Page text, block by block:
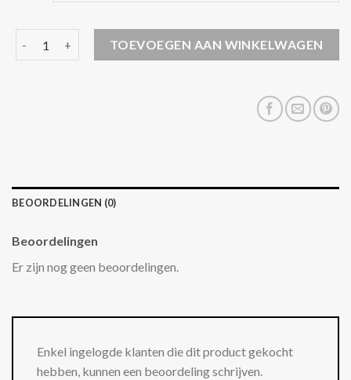
TOEVOEGEN AAN WINKELWAGEN
BEOORDELINGEN (0)
Beoordelingen
Er zijn nog geen beoordelingen.
Enkel ingelogde klanten die dit product gekocht
hebben, kunnen een beoordeling schrijven.